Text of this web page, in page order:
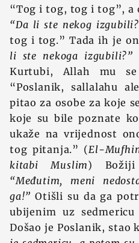
“Tog i tog, tog i tog”, a
“Da li ste nekog
tog i tog.” Tada ih je
li ste nekoga izgubili?”
Kurtubi, Allah mu
“Poslanik, sallalahu
pitao za osobe za koje
koje su bile poznate
ukaže na vrijednost
tog pitanja.” (El-
kitabi Muslim) Božiji
“Međutim, meni
ga!”Otišli su da ga
ubijenim uz
Došao je Poslanik, stao